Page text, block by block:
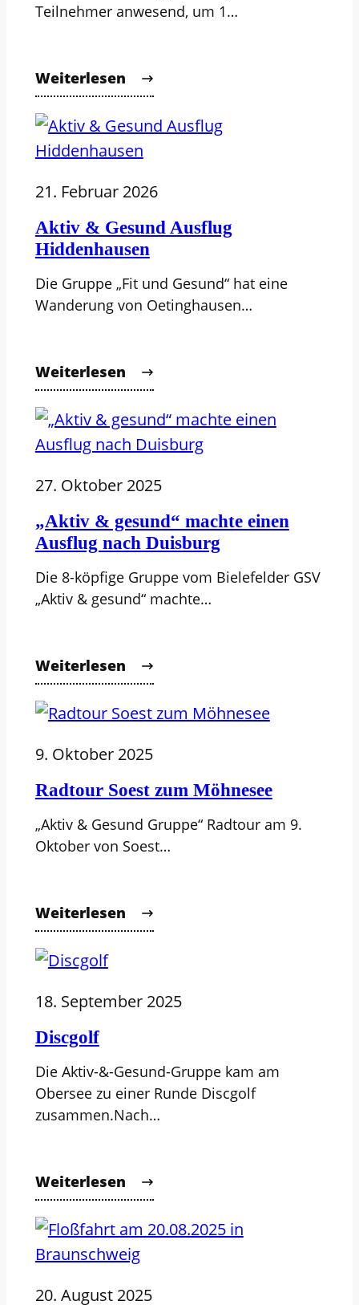
Teilnehmer anwesend, um 1…
Weiterlesen
21. Februar 2026
Aktiv & Gesund Ausflug
Hiddenhausen
Die Gruppe „Fit und Gesund“ hat eine
Wanderung von Oetinghausen…
Weiterlesen
27. Oktober 2025
„Aktiv & gesund“ machte einen
Ausflug nach Duisburg
Die 8-köpfige Gruppe vom Bielefelder GSV
„Aktiv & gesund“ machte…
Weiterlesen
9. Oktober 2025
Radtour Soest zum Möhnesee
„Aktiv & Gesund Gruppe“ Radtour am 9.
Oktober von Soest…
Weiterlesen
18. September 2025
Discgolf
Die Aktiv-&-Gesund-Gruppe kam am
Obersee zu einer Runde Discgolf
zusammen.Nach…
Weiterlesen
20. August 2025